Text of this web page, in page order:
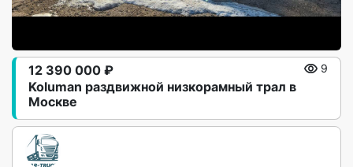
Koluman раздвижной низкорамный трал в
Москве
12 390 000 ₽ 9